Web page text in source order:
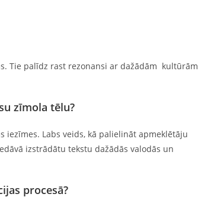
Tie palīdz rast rezonansi ar dažādām kultūrām
zīmola tēlu?
Labs veids, kā palielināt apmeklētāju
izstrādātu tekstu dažādās valodās un
procesā?